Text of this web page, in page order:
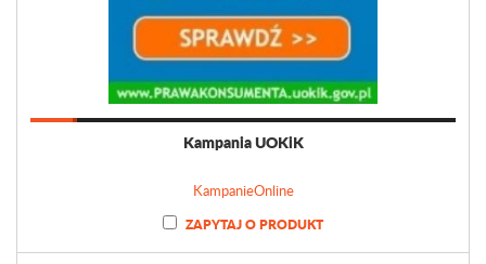
Kampania UOKiK
KampanieOnline
ZAPYTAJ O PRODUKT